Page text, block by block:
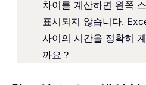
차이를 계산하면 왼쪽
표시되지 않습니다.
사이의 시간을 정확히
까요？